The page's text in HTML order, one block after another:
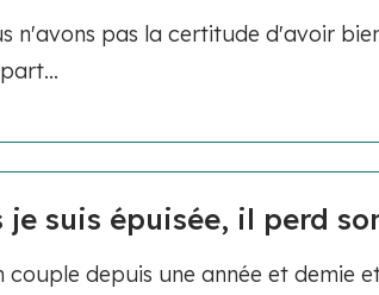
n'avons pas la certitude d'avoir
suis épuisée, il perd
couple depuis une année et demie